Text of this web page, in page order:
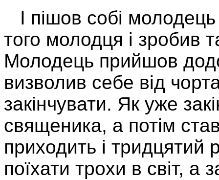
І пішов собі
того молодця і зробив
Молодець прийшов
визволив себе від
закінчувати. Як уже
священика, а потім
приходить і тридцятий
поїхати трохи в світ, а